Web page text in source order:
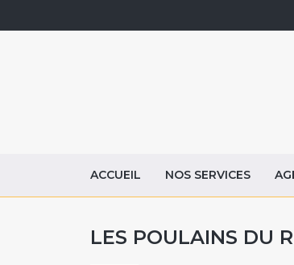
ACCUEIL NOS SERVICES
LES POULAINS DU